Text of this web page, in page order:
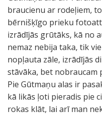
braucienu ar rodeļiem,
bērnišķīgo prieku
izrādījās grūtāks, kā no
nemaz nebija taka, tik
nopļauta zāle, izrādījās
stāvāka, bet nobraucam
Pie Gūtmaņu alas ir
kā likās ļoti pieradis pie
rokas klāt, lai arī man